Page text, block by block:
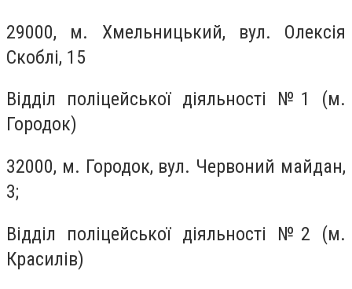
29000, м. Хмельницький, вул. Олексія
Скоблі, 15
Відділ поліцейської діяльності №1 (м.
Городок)
32000, м. Городок, вул. Червоний майдан,
3;
Відділ поліцейської діяльності №2 (м.
Красилів)